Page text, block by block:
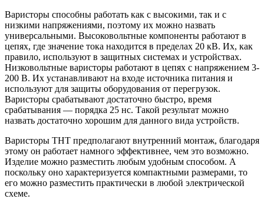
Варисторы способны работать как с высокими, так и с
низкими напряжениями, поэтому их можно назвать
универсальными. Высоковольтные компоненты работают в
цепях, где значение тока находится в пределах 20 кВ. Их, как
правило, используют в защитных системах и устройствах.
Низковольтные варисторы работают в цепях с напряжением 3-
200 В. Их устанавливают на входе источника питания и
используют для защиты оборудования от перегрузок.
Варисторы срабатывают достаточно быстро, время
срабатывания — порядка 25 нс. Такой результат можно
назвать достаточно хорошим для данного вида устройств.
Варисторы ТНТ предполагают внутренний монтаж, благодаря
этому он работает намного эффективнее, чем это возможно.
Изделие можно разместить любым удобным способом. А
поскольку оно характеризуется компактными размерами, то
его можно разместить практически в любой электрической
схеме.